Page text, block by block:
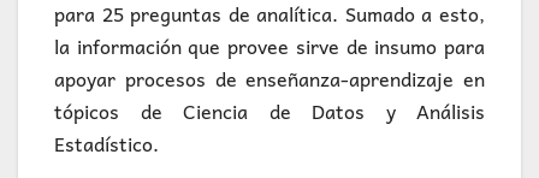
para 25 preguntas de analítica. Sumado a esto,
la información que provee sirve de insumo para
apoyar procesos de enseñanza-aprendizaje en
tópicos de Ciencia de Datos y Análisis
Estadístico.